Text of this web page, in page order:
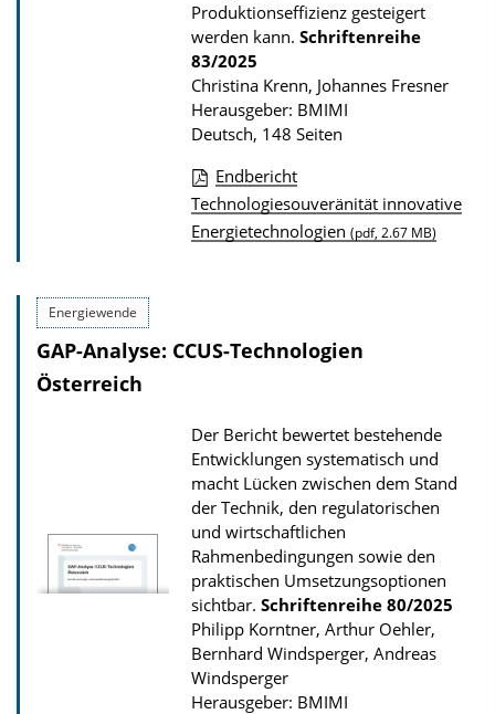
i
o
n
Produktionseffizienz gesteigert
werden kann. Schriftenreihe
83/2025
Christina Krenn, Johannes Fresner
Herausgeber: BMIMI
Deutsch, 148 Seiten
D
o
o
s
z
u
r
P
u
b
l
i
Endbericht
Technologiesouveränität innovative
Energietechnologien (pdf, 2.67 MB)
Energiewende
GAP-Analyse: CCUS-Technologien
Österreich
Der Bericht bewertet bestehende
Entwicklungen systematisch und
macht Lücken zwischen dem Stand
der Technik, den regulatorischen
und wirtschaftlichen
Rahmenbedingungen sowie den
praktischen Umsetzungsoptionen
sichtbar. Schriftenreihe 80/2025
Philipp Korntner, Arthur Oehler,
Bernhard Windsperger, Andreas
Windsperger
Herausgeber: BMIMI